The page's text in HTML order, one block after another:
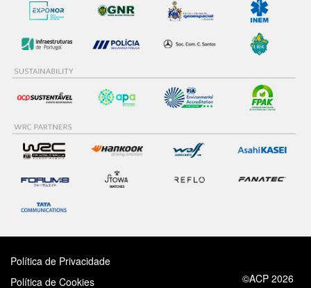
Política de Privacidade
Política de Cookies
©ACP 2026